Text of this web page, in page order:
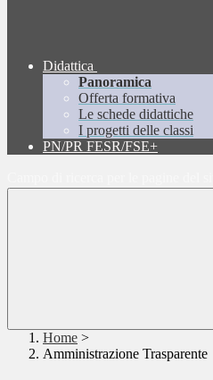
Didattica
Panoramica
Offerta formativa
Le schede didattiche
I progetti delle classi
PN/PR FESR/FSE+
Home >
Amministrazione Trasparente